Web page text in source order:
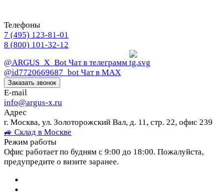
Телефоны
7 (495) 123-81-01
8 (800) 101-32-12
@ARGUS_X_Bot Чат в телеграмм
@id7720669687_bot Чат в МАХ
Заказать звонок
E-mail
info@argus-x.ru
Адрес
г. Москва, ул. Золоторожский Вал, д. 11, стр. 22, офис 239
🚙 Склад в Москве
Режим работы
Офис работает по будням с 9:00 до 18:00. Пожалуйста,
предупредите о визите заранее.